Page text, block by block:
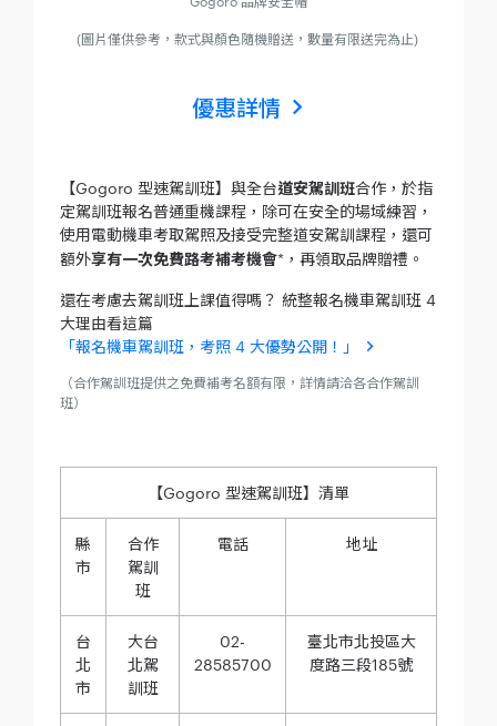
(圖片僅供參考，款式與顏色隨機贈送，數量有限送完為止)
優惠詳情
【Gogoro 型速駕訓班】與全台道安駕訓班合作，於指
定駕訓班報名普通重機課程，除可在安全的場域練習，
使用電動機車考取駕照及接受完整道安駕訓課程，還可
額外享有一次免費路考補考機會*，再領取品牌贈禮。
還在考慮去駕訓班上課值得嗎？ 統整報名機車駕訓班 4
大理由看這篇
「報名機車駕訓班，考照 4 大優勢公開！」
（合作駕訓班提供之免費補考名額有限，詳情請洽各合作駕訓
班）
【Gogoro 型速駕訓班】清單
縣
市
合作
駕訓
班
電話 地址
台
北
市
大台
北駕
訓班
02-
28585700
臺北市北投區大
度路三段185號